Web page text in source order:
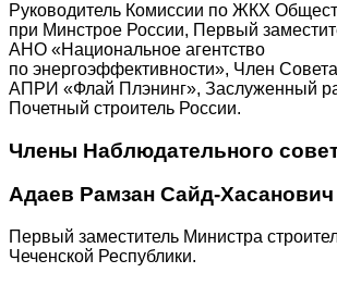
Руководитель Комиссии по ЖКХ
при Минстрое России, Первый
АНО «Национальное агентство
по энергоэффективности», Член
АПРИ «Флай Плэнинг», Заслуженный
Почетный строитель России.
Члены Наблюдательного
Адаев Рамзан Сайд-Хасанович
Первый заместитель Министра
Чеченской Республики.